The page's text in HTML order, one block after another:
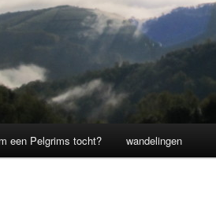
een Pelgrims tocht? wandelingen